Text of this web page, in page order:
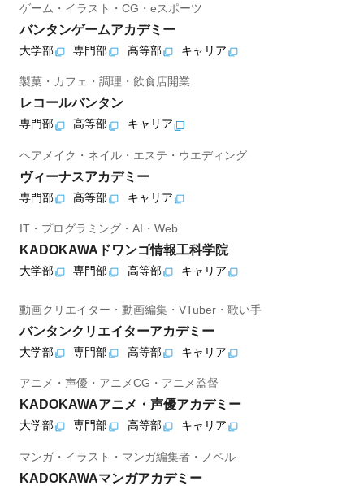
ゲーム・イラスト・CG・eスポーツ
バンタンゲームアカデミー
大学部 専門部 高等部 キャリア
製菓・カフェ・調理・飲食店開業
レコールバンタン
専門部 高等部 キャリア
ヘアメイク・ネイル・エステ・ウエディング
ヴィーナスアカデミー
専門部 高等部 キャリア
IT・プログラミング・AI・Web
KADOKAWAドワンゴ情報工科学院
大学部 専門部 高等部 キャリア
動画クリエイター・動画編集・VTuber・歌い手
バンタンクリエイターアカデミー
大学部 専門部 高等部 キャリア
アニメ・声優・アニメCG・アニメ監督
KADOKAWAアニメ・声優アカデミー
大学部 専門部 高等部 キャリア
マンガ・イラスト・マンガ編集者・ノベル
KADOKAWAマンガアカデミー